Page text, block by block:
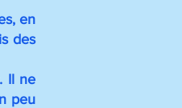
en
des
Il ne
peu